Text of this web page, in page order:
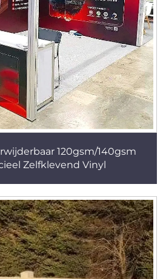
120gsm/140gsm
Zelfklevend Vinyl